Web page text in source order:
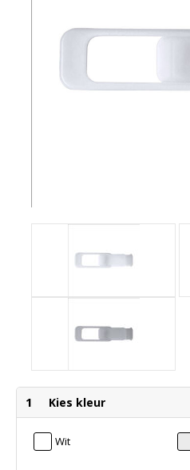
1 Kies kleur
Wit